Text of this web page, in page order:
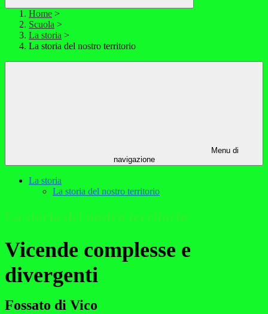
Home >
Scuola >
La storia >
La storia del nostro territorio
Menu di
navigazione
La storia
La storia del nostro territorio
La storia del nostro territorio
Vicende complesse e
divergenti
Fossato di Vico